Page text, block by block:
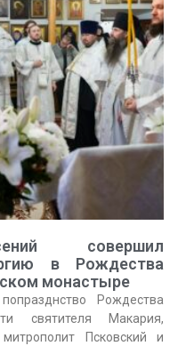
совершил
в Рождества
монастыре
Рождества
святителя Макария,
Псковский и